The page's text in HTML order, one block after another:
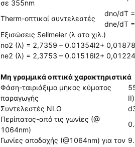
σε 355nm
Therm-οπτικοί συντελεστές
dno/dT
dne/dT
Εξισώσεις Sellmeier (λ στο χιλ.)
no2 (λ) = 2,7359 – 0.01354l2+
ne2 (λ) = 2,3753 – 0.01516l2+
Μη γραμμικά οπτικά χαρακτηριστικά
Φάση-ταιριάξιμο μήκος κύματος
παραγωγής
ΙΙ)
Συντελεστές NLO
Περίπατος-από τις γωνίες (@
1064nm)
Γωνίες αποδοχής (@1064nm) για τον